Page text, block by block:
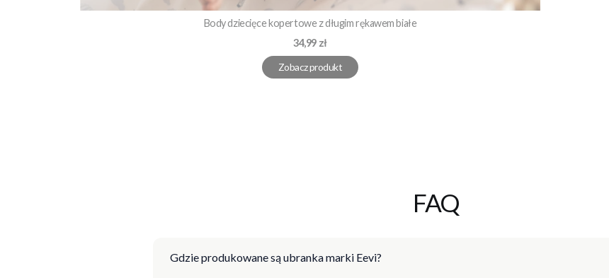
Body dziecięce kopertowe z długim rękawem białe
Cena
34,99 zł
Zobacz produkt
FAQ
Gdzie produkowane są ubranka marki Eevi?